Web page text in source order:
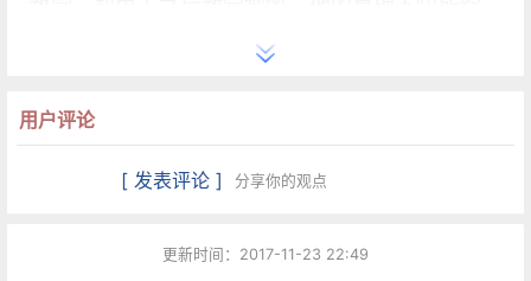
1859年墓碑被重新发现，发现时竟被当作井盖使
的宗教音乐体裁的作品，此外还有不少世俗歌曲。
用户评论
[ 发表评论 ] 分享你的观点
更新时间：2017-11-23 22:49